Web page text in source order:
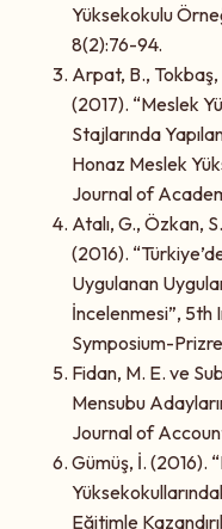
Yüksekokulu
8(2):76-94.
Arpat, B.,
(2017). “Meslek
Stajlarında
Honaz Meslek
Journal of
Atalı, G., Özkan,
(2016).
Uygulanan
İncelenmesi”, 5th
Symposium-
Fidan, M. E. ve
Mensubu
Journal of
Gümüş, İ. (2016).
Eğitimle